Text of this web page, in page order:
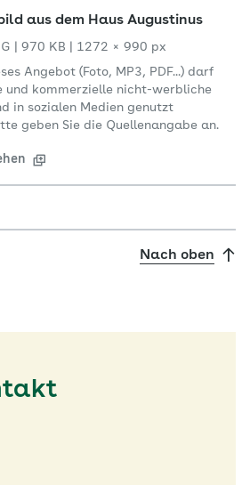
aus dem Haus Augustinus
970 KB
1272 × 990 px
Angebot (Foto, MP3, PDF...) darf
und kommerzielle nicht-werbliche
in sozialen Medien genutzt
geben Sie die Quellenangabe an.
Nach oben